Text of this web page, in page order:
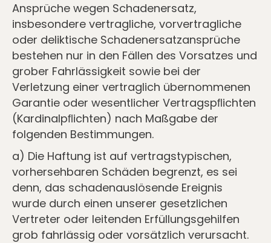
Ansprüche wegen Schadenersatz,
insbesondere vertragliche, vorvertragliche
oder deliktische Schadenersatzansprüche
bestehen nur in den Fällen des Vorsatzes und
grober Fahrlässigkeit sowie bei der
Verletzung einer vertraglich übernommenen
Garantie oder wesentlicher Vertragspﬂichten
(Kardinalpﬂichten) nach Maßgabe der
folgenden Bestimmungen.
a) Die Haftung ist auf vertragstypischen,
vorhersehbaren Schäden begrenzt, es sei
denn, das schadenauslösende Ereignis
wurde durch einen unserer gesetzlichen
Vertreter oder leitenden Erfüllungsgehilfen
grob fahrlässig oder vorsätzlich verursacht.